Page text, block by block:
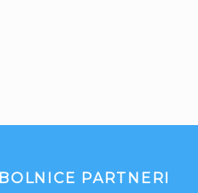
BOLNICE PARTNERI